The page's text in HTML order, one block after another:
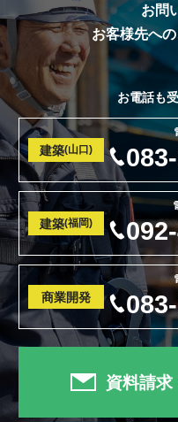
お問
お客様先へ
お電話も
建築(山口)
建築(福岡)
商業開発
資料請求